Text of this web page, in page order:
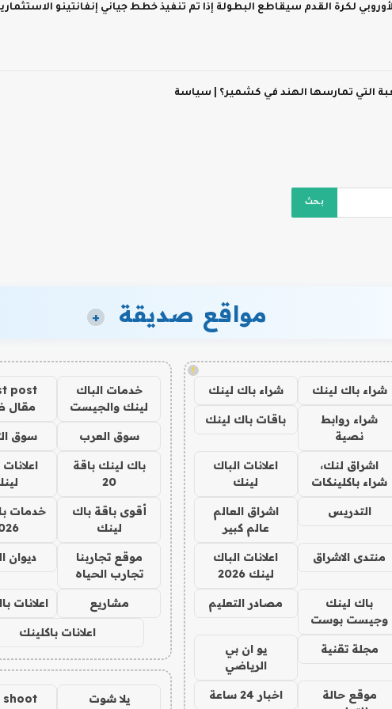
لكرة القدم سيقاطع البطولة إذا تم تنفيذ خطط جياني إنفانتينو
التي تمارسها الهند في كشمير؟ | سياسة
مواقع صديقة +
!
شراء باك لينك شراء باك لينك
شراء روابط
نصية
باقات باك لينك
اشراق لنك،
شراء باكلينكات
اعلانات الباك
لينك
التدريس
اشراق العالم
عالم كبير
منتدى الاشراق
اعلانات الباك
لينك 2026
باك لينك
وجيست بوست
مصادر التعليم
مجلة تقنية
يو ان بي
الرياضي
موقع حالة
اخبار 24 ساعة
خدمات الباك
لينك والجيست
post
مقال
سوق العرب سوق
باك لينك باقة
20
أقوى باقة باك
لينك
خدمات
موقع تجاربنا
تجارب الحياه
ديوان
مشاريع اعلانات
اعلانات باكلينك
يلا شوت shoot